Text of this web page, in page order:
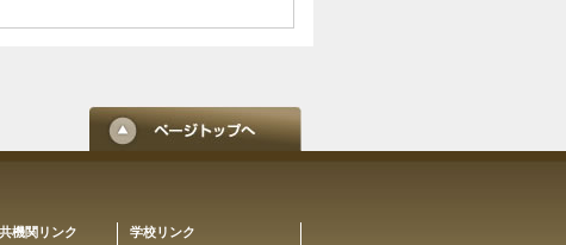
学校リンク
機関リンク